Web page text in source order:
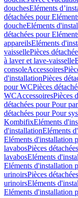
douchesEléments
détachées pour
doucheEléments
détachées pour
appareilsEléments
vaissellePièces
à laver et lave-vaisselle
consoleAccessoires
d'installationPièces
pour WCPièces
WCAccessoiresPièces
détachées pour Pour
détachées pour Pour
KombifixEléments
d'installationEléments
Eléments d'installation
lavabosPièces
lavabosEléments
Eléments d'installation
urinoirsPièces
urinoirsEléments
Eléments d'installation